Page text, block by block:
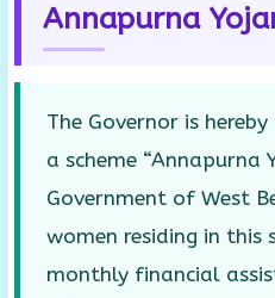
Annapurna
The Governor is
a scheme “Annapurna
Government of West
women residing in this
monthly financial